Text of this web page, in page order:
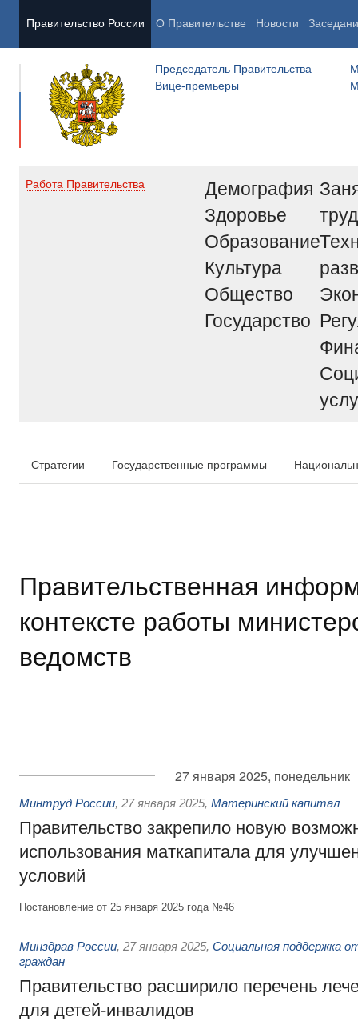
Правительство России О Правительстве Новости
Председатель Правительства
Вице-премьеры
Работа Правительства
Демография
Здоровье
Образование
Культура
Общество
Государство
труд
Стратегии Государственные программы
Правительственная
контексте работы
ведомств
27 января 2025, понедельник
Минтруд России, 27 января 2025, Материнский капитал
Правительство закрепило новую
использования маткапитала для
условий
Постановление от 25 января 2025 года №46
Минздрав России, 27 января 2025, Социальная поддержка
граждан
Правительство расширило перечень
для детей-инвалидов